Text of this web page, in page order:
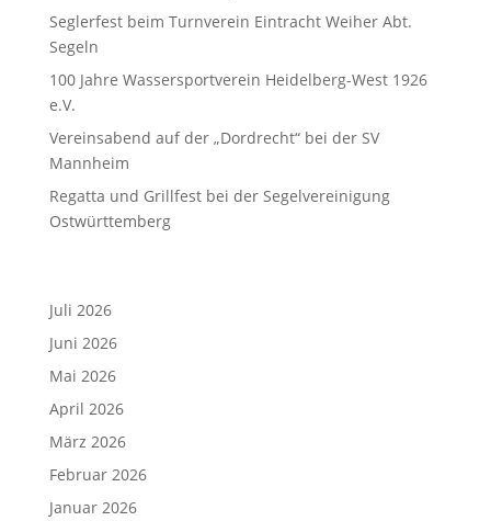
Seglerfest beim Turnverein Eintracht Weiher Abt.
Segeln
100 Jahre Wassersportverein Heidelberg-West 1926
e.V.
Vereinsabend auf der „Dordrecht“ bei der SV
Mannheim
Regatta und Grillfest bei der Segelvereinigung
Ostwürttemberg
Juli 2026
Juni 2026
Mai 2026
April 2026
März 2026
Februar 2026
Januar 2026